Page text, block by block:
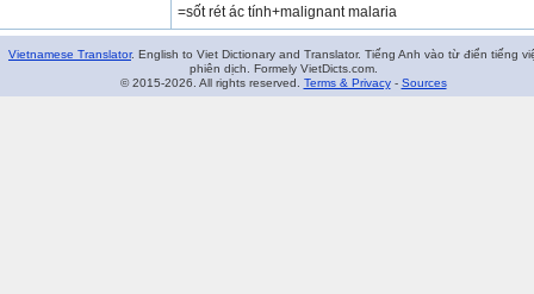
=sốt rét ác tính+malignant malaria
Vietnamese Translator. English to Viet Dictionary and Translator. Tiếng Anh vào từ điển tiếng
phiên dịch. Formely VietDicts.com.
© 2015-2026. All rights reserved. Terms & Privacy- Sources